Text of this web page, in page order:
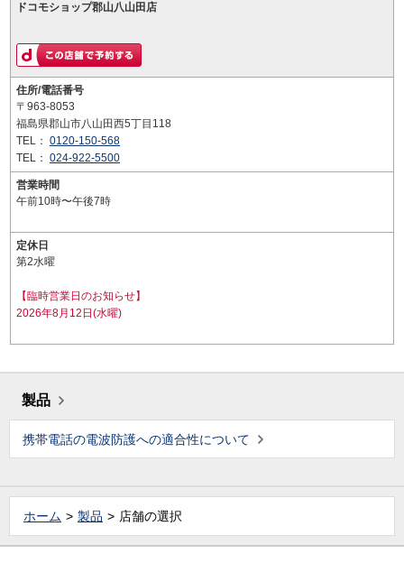
ドコモショップ郡山八山田店
住所/電話番号
〒963-8053
福島県郡山市八山田西5丁目118
TEL： 0120-150-568
TEL： 024-922-5500
営業時間
午前10時〜午後7時
定休日
第2水曜
【臨時営業日のお知らせ】
2026年8月12日(水曜)
製品
携帯電話の電波防護への適合性について
ホーム 製品 店舗の選択